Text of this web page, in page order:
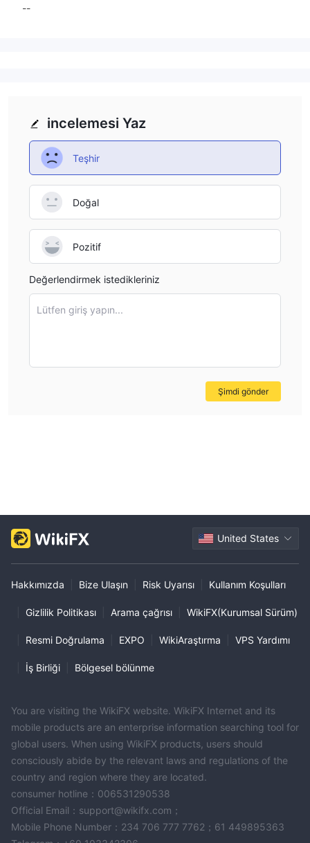
--
incelemesi Yaz
Teşhir
Doğal
Pozitif
Değerlendirmek istedikleriniz
Lütfen giriş yapın...
Şimdi gönder
United States
Hakkımızda Bize Ulaşın Risk Uyarısı Kullanım Koşulları
Gizlilik Politikası Arama çağrısı WikiFX(Kurumsal Sürüm)
Resmi Doğrulama EXPO WikiAraştırma VPS Yardımı
İş Birliği Bölgesel bölünme
You are visiting the WikiFX website. WikiFX Internet and its
mobile products are an enterprise information searching tool for
global users. When using WikiFX products, users should
consciously abide by the relevant laws and regulations of the
country and region where they are located.
consumer hotline：006531290538
Official Email：support@wikifx.com；
Mobile Phone Number：234 706 777 7762；61 449895363